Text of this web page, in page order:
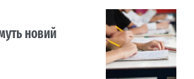
новий